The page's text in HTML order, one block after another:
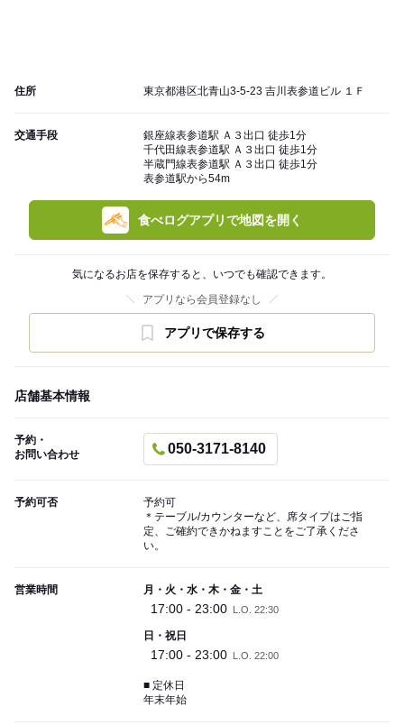
住所 東京都港区北青山3-5-23 吉川表参道ビル １Ｆ
交通手段
銀座線表参道駅 Ａ３出口 徒歩1分
千代田線表参道駅 Ａ３出口 徒歩1分
半蔵門線表参道駅 Ａ３出口 徒歩1分
表参道駅から54m
食べログアプリで地図を開く
気になるお店を保存すると、いつでも確認できます。
アプリなら会員登録なし
アプリで保存する
店舗基本情報
予約・
お問い合わせ
050-3171-8140
予約可否
予約可
＊テーブル/カウンターなど、席タイプはご指
定、ご確約できかねますことをご了承くださ
い。
営業時間 月・火・水・木・金・土
17:00 - 23:00 L.O. 22:30
日・祝日
17:00 - 23:00 L.O. 22:00
■ 定休日
年末年始